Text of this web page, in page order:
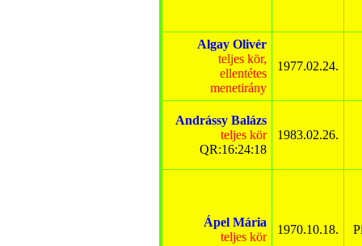
Algay Olivér
teljes kör,
ellentétes
menetirány
1977.02.24.
Andrássy Balázs
teljes kör
QR:16:24:18
1983.02.26.
Ápel Mária
teljes kör
1970.10.18.